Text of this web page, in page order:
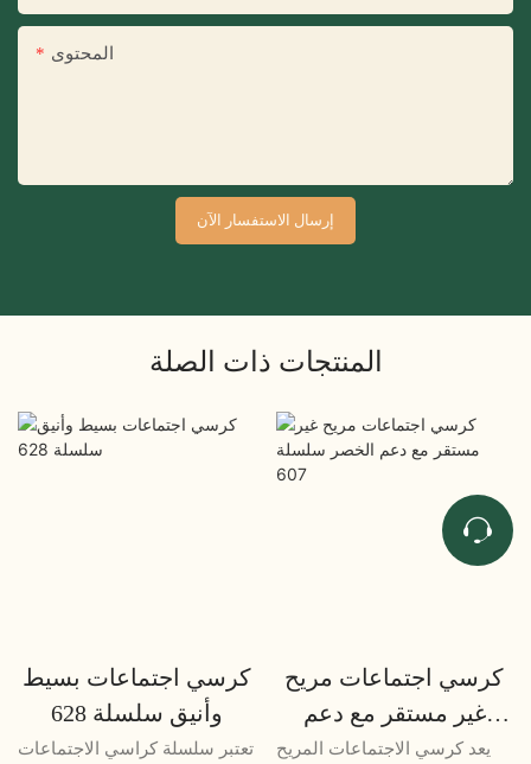
المحتوى
إرسال الاستفسار الآن
المنتجات ذات الصلة
كرسي اجتماعات بسيط
وأنيق سلسلة 628
تعتبر سلسلة كراسي الاجتماعات
كرسي اجتماعات مريح
غير مستقر مع دعم
الخصر سلسلة 607
يعد كرسي الاجتماعات المريح